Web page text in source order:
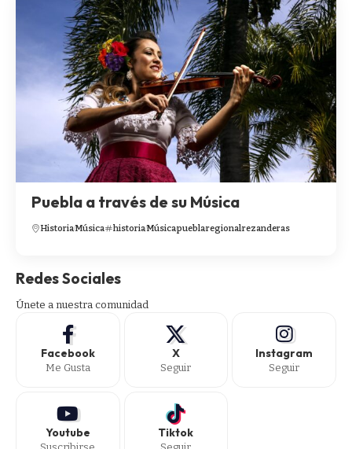
Puebla a través de su Música
HistoriaMúsica historiaMúsicapueblaregionalrezanderas
Redes Sociales
Únete a nuestra comunidad
Facebook
Me Gusta
X
Seguir
Instagram
Seguir
Youtube Tiktok